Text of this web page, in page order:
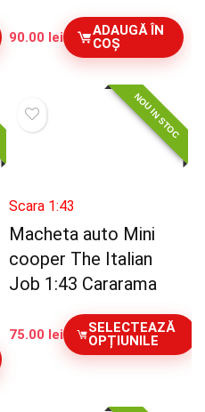
90.00 lei
ADAUGĂ ÎN
COȘ
NOU IN STOC
Scara 1:43
Macheta auto Mini
cooper The Italian
Job 1:43 Cararama
75.00 lei
SELECTEAZĂ
OPȚIUNILE